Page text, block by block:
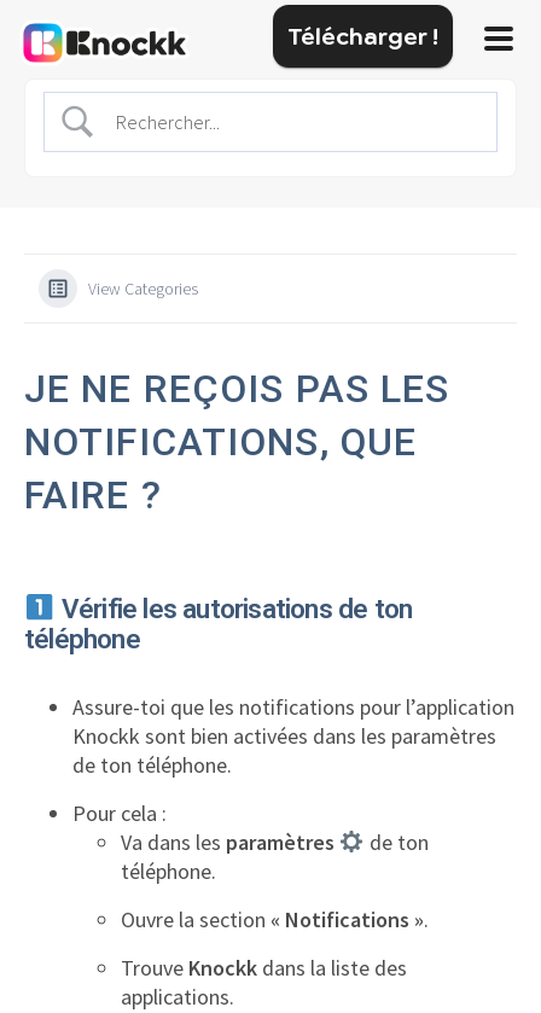
Télécharger !
View Categories
JE NE REÇOIS PAS LES
NOTIFICATIONS, QUE
FAIRE ?
Vérifie les autorisations de ton
téléphone
Assure-toi que les notifications pour l’application
Knockk sont bien activées dans les paramètres
de ton téléphone.
Pour cela :
Va dans les paramètres
de ton
téléphone.
Ouvre la section « Notifications ».
Trouve Knockk dans la liste des
applications.